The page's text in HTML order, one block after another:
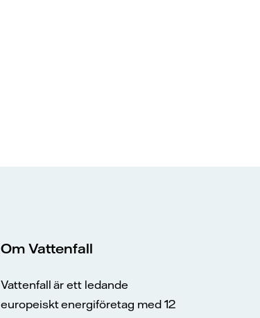
Om Vattenfall
Vattenfall är ett ledande
europeiskt energiföretag med 12